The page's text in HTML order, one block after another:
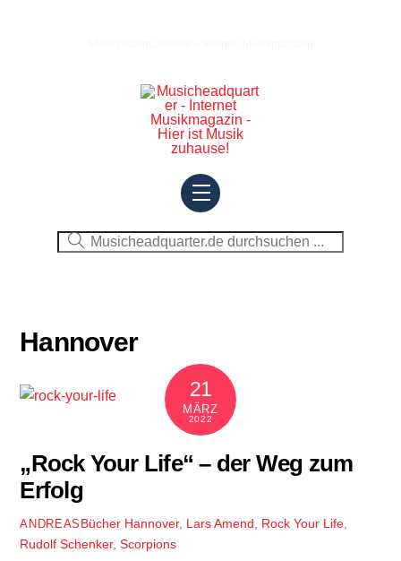
Menu
Hannover
21
MÄRZ
2022
„Rock Your Life“ – der Weg zum
Erfolg
ANDREAS Bücher Hannover, Lars Amend Rock Your Life,
Rudolf Schenker,Scorpions